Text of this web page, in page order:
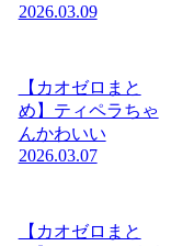
2026.03.09
【カオゼロまと
め】ティペラちゃ
んかわいい
2026.03.07
【カオゼロまと